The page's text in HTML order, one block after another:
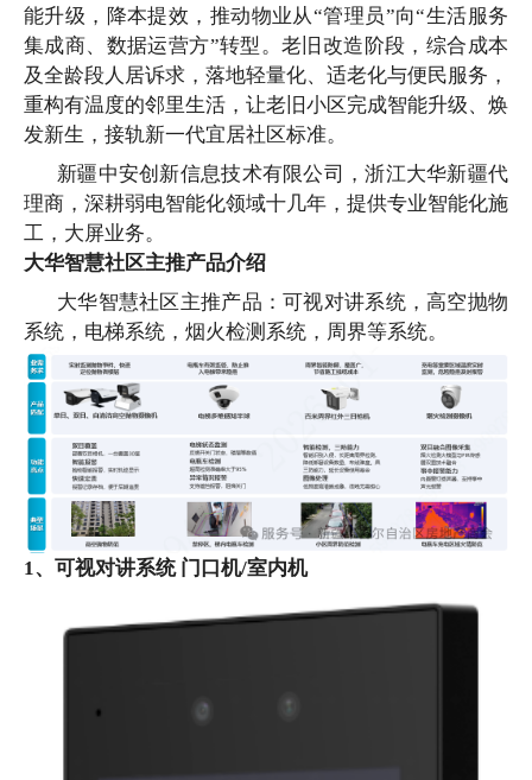
能升级，降本提效，推动物业从“管理员”向“生活服务
集成商、数据运营方”转型。老旧改造阶段，综合成本
及全龄段人居诉求，落地轻量化、适老化与便民服务，
重构有温度的邻里生活，让老旧小区完成智能升级、焕
发新生，接轨新一代宜居社区标准。
新疆中安创新信息技术有限公司，浙江大华新疆代
理商，深耕弱电智能化领域十几年，提供专业智能化施
工，大屏业务。
大华智慧社区主推产品介绍
大华智慧社区主推产品：可视对讲系统，高空抛物
系统，电梯系统，烟火检测系统，周界等系统。
1、可视对讲系统 门口机/室内机